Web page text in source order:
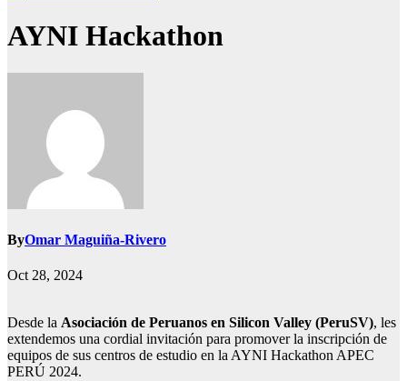
AYNI Hackathon
ByOmar Maguiña-Rivero
Oct 28, 2024
Desde la Asociación de Peruanos en Silicon Valley (PeruSV), les
extendemos una cordial invitación para promover la inscripción de
equipos de sus centros de estudio en la AYNI Hackathon APEC
PERÚ 2024.